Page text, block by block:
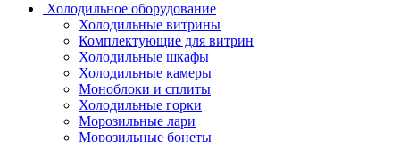
Холодильное оборудование
Холодильные витрины
Комплектующие для витрин
Холодильные шкафы
Холодильные камеры
Моноблоки и сплиты
Холодильные горки
Морозильные лари
Морозильные бонеты